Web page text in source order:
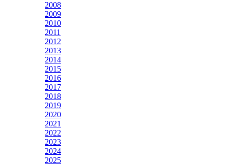
2008
2009
2010
2011
2012
2013
2014
2015
2016
2017
2018
2019
2020
2021
2022
2023
2024
2025